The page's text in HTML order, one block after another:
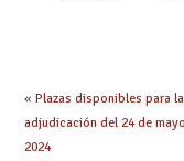
« Plazas disponibles para la
adjudicación del 24 de
2024